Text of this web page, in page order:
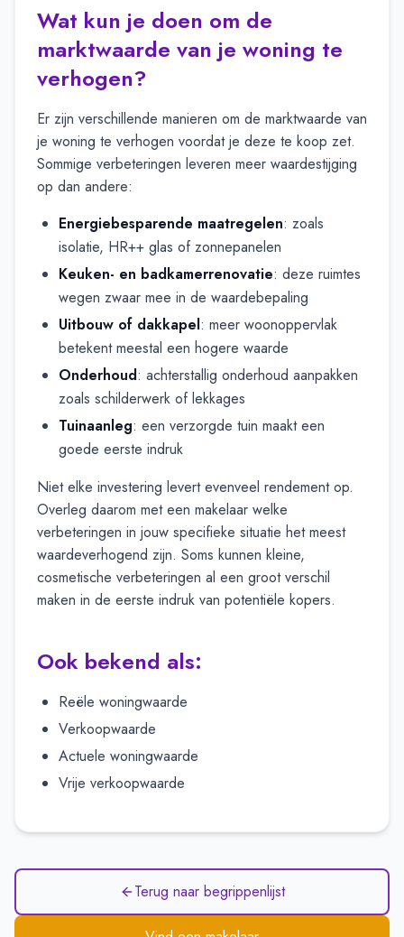
Wat kun je doen om de
marktwaarde van je woning te
verhogen?
Er zijn verschillende manieren om de marktwaarde van
je woning te verhogen voordat je deze te koop zet.
Sommige verbeteringen leveren meer waardestijging
op dan andere:
Energiebesparende maatregelen: zoals
isolatie, HR++ glas of zonnepanelen
Keuken- en badkamerrenovatie: deze ruimtes
wegen zwaar mee in de waardebepaling
Uitbouw of dakkapel: meer woonoppervlak
betekent meestal een hogere waarde
Onderhoud: achterstallig onderhoud aanpakken
zoals schilderwerk of lekkages
Tuinaanleg: een verzorgde tuin maakt een
goede eerste indruk
Niet elke investering levert evenveel rendement op.
Overleg daarom met een makelaar welke
verbeteringen in jouw specifieke situatie het meest
waardeverhogend zijn. Soms kunnen kleine,
cosmetische verbeteringen al een groot verschil
maken in de eerste indruk van potentiële kopers.
Ook bekend als:
Reële woningwaarde
Verkoopwaarde
Actuele woningwaarde
Vrije verkoopwaarde
Terug naar begrippenlijst